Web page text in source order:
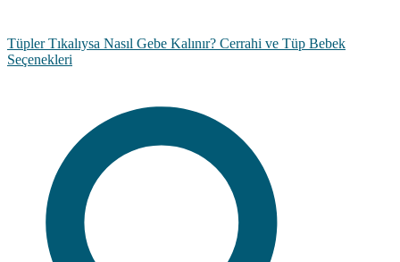
Tüpler Tıkalıysa Nasıl Gebe Kalınır? Cerrahi ve Tüp Bebek
Seçenekleri